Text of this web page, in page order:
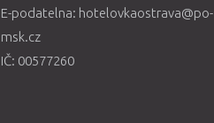
E-podatelna: hotelovkaostrava@po-
msk.cz
IČ: 00577260